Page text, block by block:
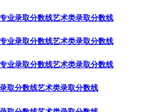
业录取分数线艺术类录取分数线
业录取分数线艺术类录取分数线
业录取分数线艺术类录取分数线
取分数线艺术类录取分数线